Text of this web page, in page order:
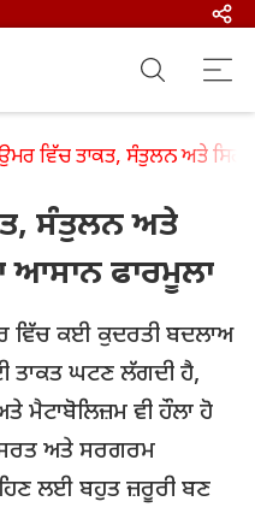
ਵਿੱਚ ਤਾਕਤ, ਸੰਤੁਲਨ ਅਤੇ
ਸੰਤੁਲਨ ਅਤੇ
ਆਸਾਨ ਫਾਰਮੂਲਾ
ਵਿੱਚ ਕਈ ਕੁਦਰਤੀ ਬਦਲਾਅ
ਤਾਕਤ ਘਟਣ ਲੱਗਦੀ ਹੈ,
ਵੀ ਹੌਲਾ ਹੋ
ਅਤੇ ਸਰਗਰਮ
ਲਈ ਬਹੁਤ ਜ਼ਰੂਰੀ ਬਣ